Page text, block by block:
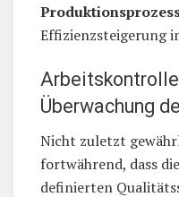
Effizienzsteigerung
Überwachung
Nicht zuletzt
fortwährend, dass
definierten